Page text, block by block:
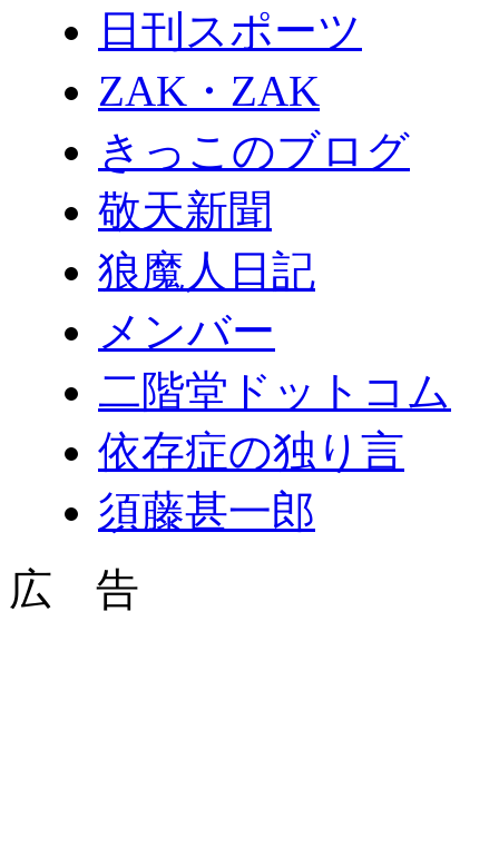
日刊スポーツ
ZAK・ZAK
きっこのブログ
敬天新聞
狼魔人日記
メンバー
二階堂ドットコム
依存症の独り言
須藤甚一郎
広 告